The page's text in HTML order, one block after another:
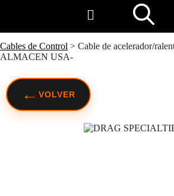
Cables de Control > Cable de acelerador/
ALMACEN USA-
← VOLVER